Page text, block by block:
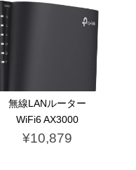
無線LANルーター
WiFi6 AX3000
¥10,879